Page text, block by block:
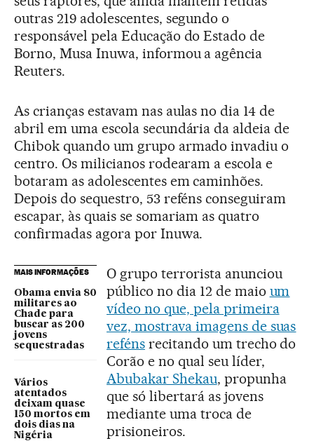
outras 219 adolescentes, segundo o
responsável pela Educação do Estado de
Borno, Musa Inuwa, informou a agência
Reuters.
As crianças estavam nas aulas no dia 14 de
abril em uma escola secundária da aldeia de
Chibok quando um grupo armado invadiu o
centro. Os milicianos rodearam a escola e
botaram as adolescentes em caminhões.
Depois do sequestro, 53 reféns conseguiram
escapar, às quais se somariam as quatro
confirmadas agora por Inuwa.
MAIS INFORMAÇÕES
Obama envia 80
militares ao
Chade para
buscar as 200
jovens
sequestradas
Vários
atentados
deixam quase
150 mortos em
dois dias na
Nigéria
O grupo terrorista anunciou
público no dia 12 de maio um
vídeo no que, pela primeira
vez, mostrava imagens de suas
refénsrecitando um trecho do
Corão e no qual seu líder,
Abubakar Shekau, propunha
que só libertará as jovens
mediante uma troca de
prisioneiros.